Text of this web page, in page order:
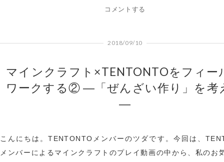
コメントする
2018/09/10
マインクラフト×TENTONTOをフィー
ワークする② ―「ぜんざい作り」を考
―
こんにちは。TENTONTOメンバーのツダです。今回は、
メンバーによるマインクラフトのプレイ動画の中から、私のお